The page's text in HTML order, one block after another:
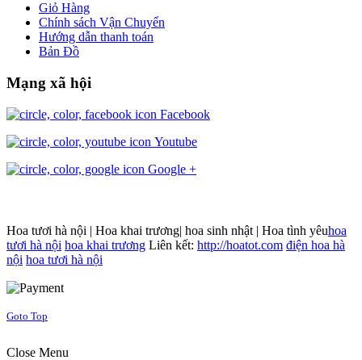
Giỏ Hàng
Chính sách Vận Chuyển
Hướng dẫn thanh toán
Bản Đồ
Mạng xã hội
Facebook
Youtube
Google +
Hoa tươi hà nội | Hoa khai trương| hoa sinh nhật | Hoa tình yêuhoa
tươi hà nội hoa khai trương Liên kết: http://hoatot.com điện hoa hà
nội hoa tươi hà nội
Goto Top
Close Menu